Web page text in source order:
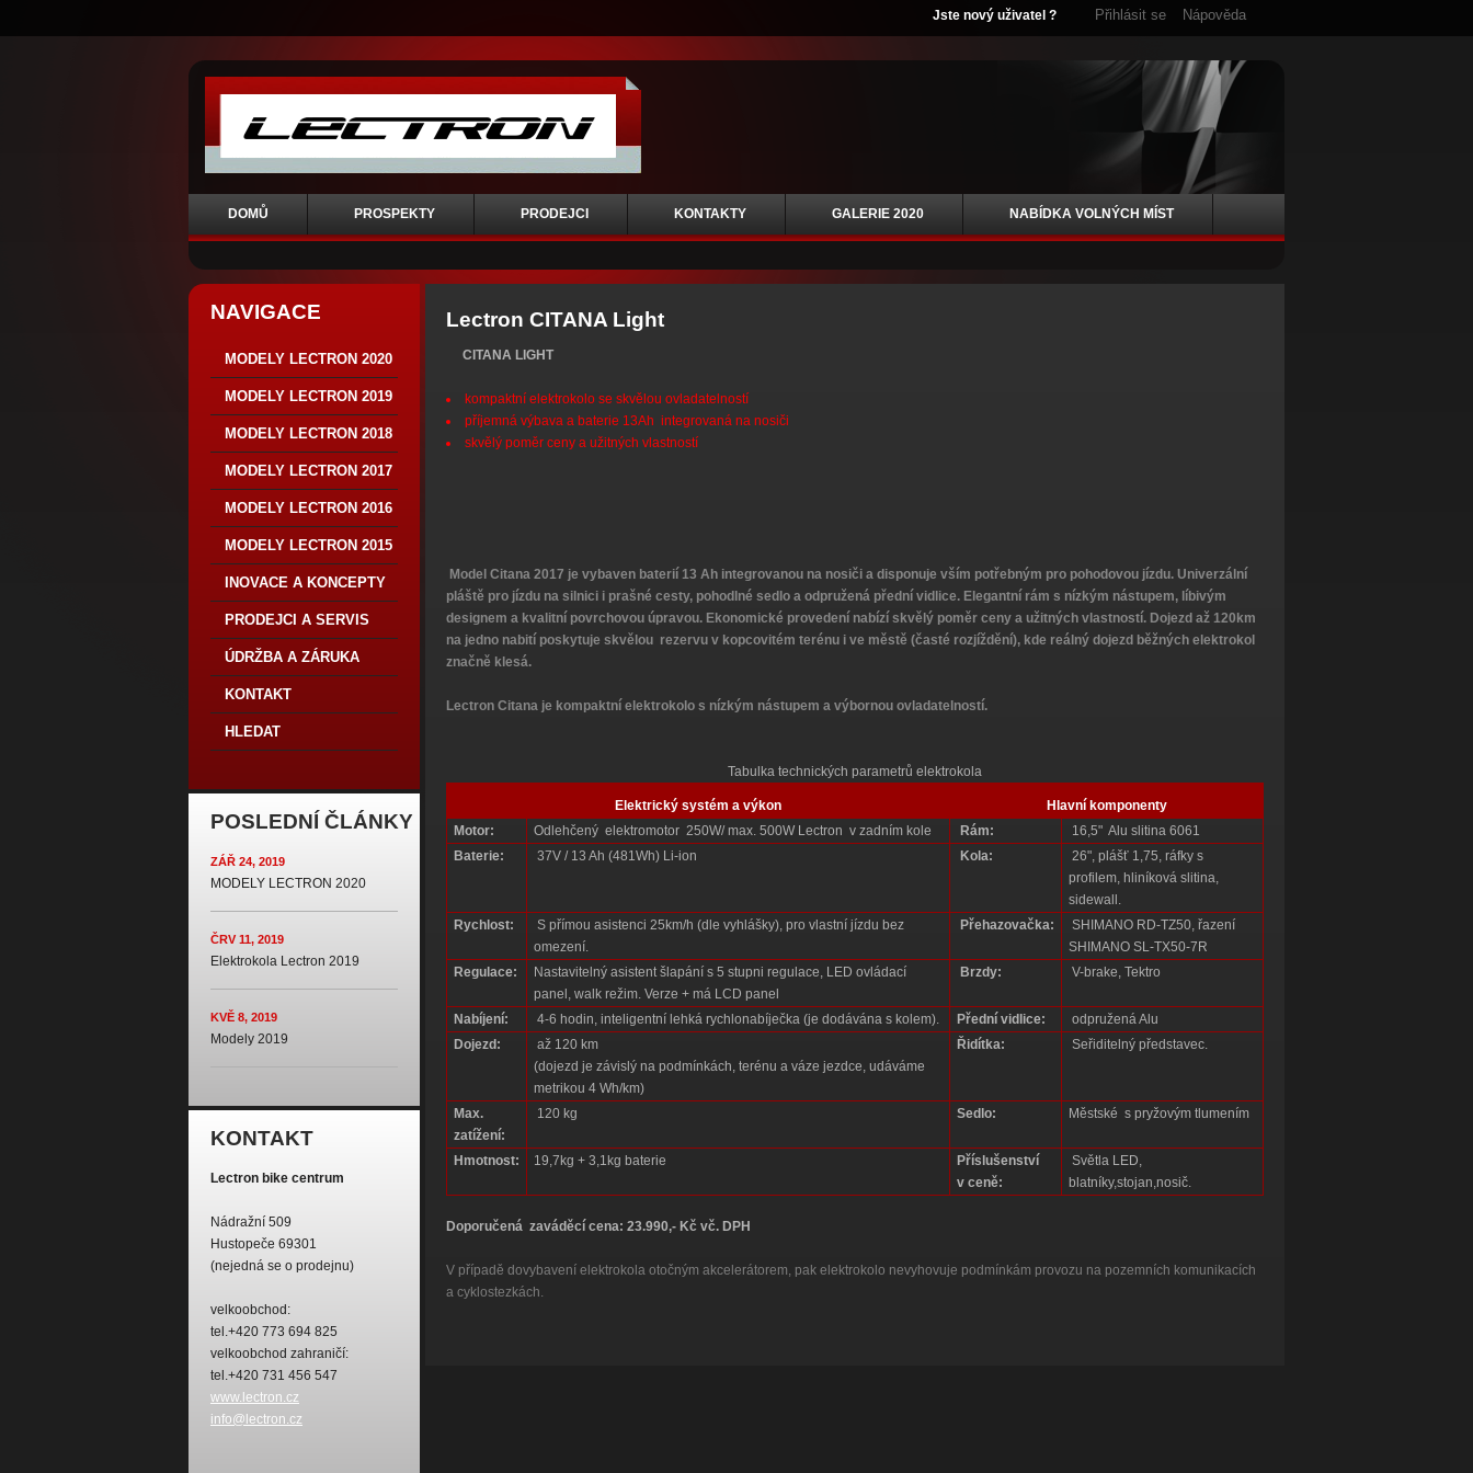
Jste nový uživatel ? Přihlásit se Nápověda
DOMŮ PROSPEKTY PRODEJCI KONTAKTY GALERIE 2020 NABÍDKA VOLNÝCH MÍST
NAVIGACE
MODELY LECTRON 2020
MODELY LECTRON 2019
MODELY LECTRON 2018
MODELY LECTRON 2017
MODELY LECTRON 2016
MODELY LECTRON 2015
INOVACE A KONCEPTY
PRODEJCI A SERVIS
ÚDRŽBA A ZÁRUKA
KONTAKT
HLEDAT
POSLEDNÍ ČLÁNKY
ZÁŘ 24, 2019
MODELY LECTRON 2020
ČRV 11, 2019
Elektrokola Lectron 2019
KVĚ 8, 2019
Modely 2019
KONTAKT
Lectron bike centrum
Nádražní 509
Hustopeče 69301
(nejedná se o prodejnu)
velkoobchod:
tel.+420 773 694 825
velkoobchod zahraničí:
tel.+420 731 456 547
www.lectron.cz
info@lectron.cz
Lectron CITANA Light
CITANA LIGHT
kompaktní elektrokolo se skvělou ovladatelností
příjemná výbava a baterie 13Ah integrovaná na nosiči
skvělý poměr ceny a užitných vlastností
Model Citana 2017 je vybaven baterií 13 Ah integrovanou na nosiči a disponuje vším potřebným pro pohodovou jízdu. Univerzální
pláště pro jízdu na silnici i prašné cesty, pohodlné sedlo a odpružená přední vidlice. Elegantní rám s nízkým nástupem, líbivým
designem a kvalitní povrchovou úpravou. Ekonomické provedení nabízí skvělý poměr ceny a užitných vlastností. Dojezd až 120km
na jedno nabití poskytuje skvělou rezervu v kopcovitém terénu i ve městě (časté rozjíždění), kde reálný dojezd běžných elektrokol
značně klesá.
Lectron Citana je kompaktní elektrokolo s nízkým nástupem a výbornou ovladatelností.
Tabulka technických parametrů elektrokola
Elektrický systém a výkon
Hlavní komponenty
Motor:
Odlehčený elektromotor 250W/ max. 500W Lectron v zadním kole Rám:
16,5" Alu slitina 6061
Baterie:
37V / 13 Ah (481Wh) Li-ion Kola:
26", plášť 1,75, ráfky s
profilem, hliníková slitina,
sidewall.
Rychlost:
S přímou asistenci 25km/h (dle vyhlášky), pro vlastní jízdu bez
omezení.
Přehazovačka:
SHIMANO RD-TZ50, řazení
SHIMANO SL-TX50-7R
Regulace:
Nastavitelný asistent šlapání s 5 stupni regulace, LED ovládací
panel, walk režim. Verze + má LCD panel
Brzdy: V-brake, Tektro
Nabíjení: 4-6 hodin, inteligentní lehká rychlonabíječka (je dodávána s kolem). Přední vidlice:
odpružená Alu
Dojezd:
až 120 km
(dojezd je závislý na podmínkách, terénu a váze jezdce, udáváme
metrikou 4 Wh/km)
Řidítka: Seřiditelný představec.
Max.
zatížení:
120 kg Sedlo: Městské s pryžovým tlumením
Hmotnost: 19,7kg + 3,1kg baterie
Příslušenství
v ceně:
Světla LED,
blatníky,stojan,nosič.
Doporučená zaváděcí cena: 23.990,- Kč vč. DPH
V případě dovybavení elektrokola otočným akcelerátorem, pak elektrokolo nevyhovuje podmínkám provozu na pozemních komunikacích
a cyklostezkách.